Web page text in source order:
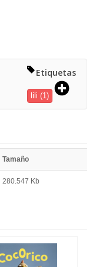
Etiquetas
lili (1)
Tamaño
280.547 Kb